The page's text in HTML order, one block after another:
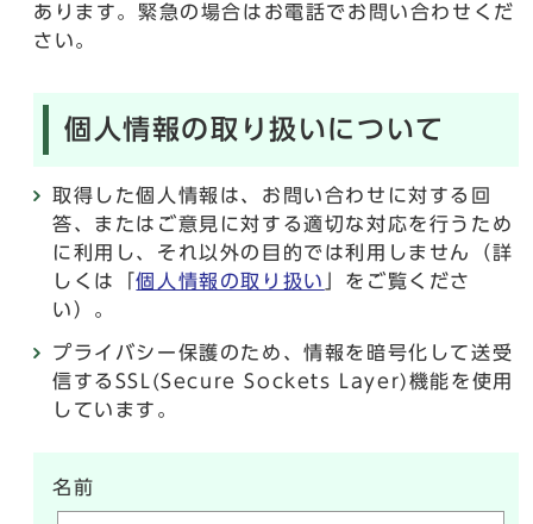
あります。緊急の場合はお電話でお問い合わせくだ
さい。
個人情報の取り扱いについて
取得した個人情報は、お問い合わせに対する回
答、またはご意見に対する適切な対応を行うため
に利用し、それ以外の目的では利用しません（詳
しくは「個人情報の取り扱い
」をご覧くださ
い）。
プライバシー保護のため、情報を暗号化して送受
信するSSL(Secure Sockets Layer)機能を使用
しています。
名前